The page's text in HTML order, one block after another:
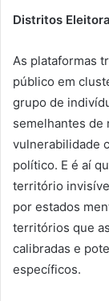
Distritos
As plataformas
público em
grupo de
semelhantes de
vulnerabilidade
político. E é aí
território
por estados
territórios que
calibradas e
específicos.